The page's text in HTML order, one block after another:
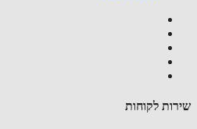
לקוחות